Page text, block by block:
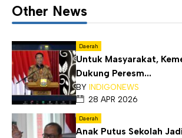
Other News
Daerah
Untuk Masyarakat,
Dukung Peresm...
BY INDIGONEWS
28 APR 2026
Daerah
Anak Putus Sekolah